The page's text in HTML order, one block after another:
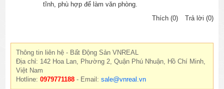
tĩnh, phù hợp để làm văn phòng.
Thích (0)
Trả lời (0)
Thông tin liên hệ - Bất Động Sản VNREAL
Địa chỉ: 142 Hoa Lan, Phường 2, Quận Phú Nhuận, Hồ Chí Minh,
Việt Nam
Hotline:0979771188 - Email:sale@vnreal.vn